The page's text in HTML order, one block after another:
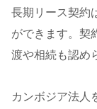
長期リース契約
ができます。契
渡や相続も認め
カンボジア法人